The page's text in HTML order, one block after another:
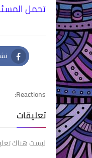
تحمل
Reactions:
تعليقات
ليست هناك